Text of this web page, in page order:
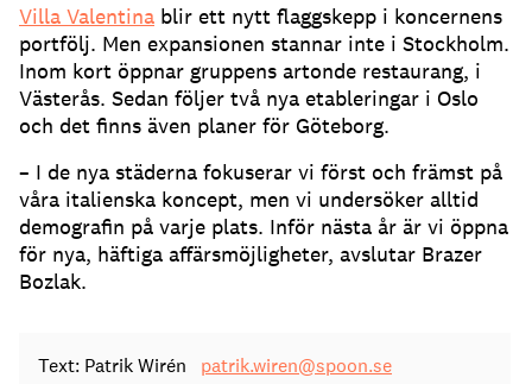
Villa Valentina blir ett nytt flaggskepp i koncernens
portfölj. Men expansionen stannar inte i Stockholm.
Inom kort öppnar gruppens artonde restaurang, i
Västerås. Sedan följer två nya etableringar i Oslo
och det finns även planer för Göteborg.
– I de nya städerna fokuserar vi först och främst på
våra italienska koncept, men vi undersöker alltid
demografin på varje plats. Inför nästa år är vi öppna
för nya, häftiga affärsmöjligheter, avslutar Brazer
Bozlak.
Text: Patrik Wirén patrik.wiren@spoon.se